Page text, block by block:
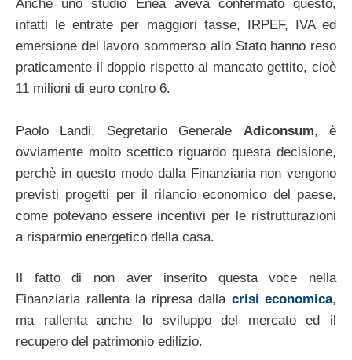
Anche uno studio Enea aveva confermato questo,
infatti le entrate per maggiori tasse, IRPEF, IVA ed
emersione del lavoro sommerso allo Stato hanno reso
praticamente il doppio rispetto al mancato gettito, cioè
11 milioni di euro contro 6.
Paolo Landi, Segretario Generale Adiconsum, è
ovviamente molto scettico riguardo questa decisione,
perchè in questo modo dalla Finanziaria non vengono
previsti progetti per il rilancio economico del paese,
come potevano essere incentivi per le ristrutturazioni
a risparmio energetico della casa.
Il fatto di non aver inserito questa voce nella
Finanziaria rallenta la ripresa dalla crisi economica,
ma rallenta anche lo sviluppo del mercato ed il
recupero del patrimonio edilizio.